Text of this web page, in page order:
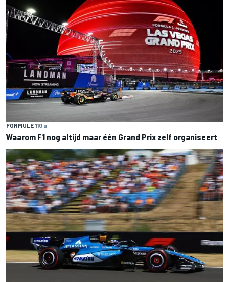
FORMULE 110 u
Waarom F1 nog altijd maar één Grand Prix zelf organiseert